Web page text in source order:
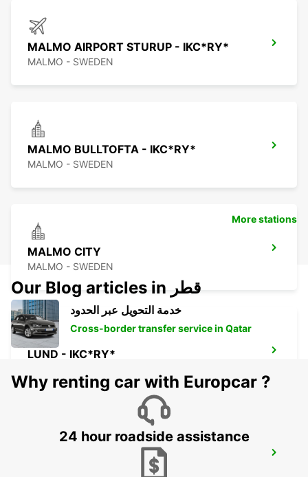
MALMO AIRPORT STURUP - IKC*RY*
MALMO - SWEDEN
MALMO BULLTOFTA - IKC*RY*
MALMO - SWEDEN
MALMO CITY
MALMO - SWEDEN
LUND - IKC*RY*
COPENHAGEN INTL. APT-IKC*RY*
COPENHAGEN - DENMARK
More stations
Our Blog articles in قطر
خدمة التحويل عبر الحدود
Cross-border transfer service in Qatar
Why renting car with Europcar ?
24 hour roadside assistance